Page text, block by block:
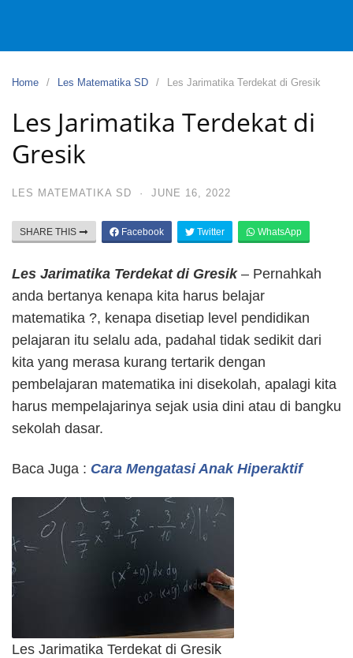
Home Les Matematika SD Les Jarimatika Terdekat di Gresik
Les Jarimatika Terdekat di
Gresik
LES MATEMATIKA SD · JUNE 16, 2022
SHARE THIS Facebook Twitter WhatsApp
Les Jarimatika Terdekat di Gresik – Pernahkah
anda bertanya kenapa kita harus belajar
matematika ?, kenapa disetiap level pendidikan
pelajaran itu selalu ada, padahal tidak sedikit dari
kita yang merasa kurang tertarik dengan
pembelajaran matematika ini disekolah, apalagi kita
harus mempelajarinya sejak usia dini atau di bangku
sekolah dasar.
Baca Juga : Cara Mengatasi Anak Hiperaktif
Les Jarimatika Terdekat di Gresik